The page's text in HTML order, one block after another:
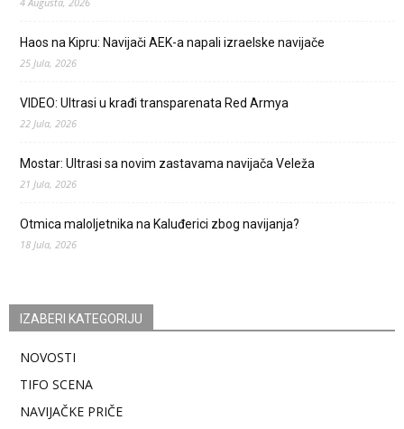
Haos na Kipru: Navijači AEK-a napali izraelske navijače
25 Jula, 2026
VIDEO: Ultrasi u krađi transparenata Red Armya
22 Jula, 2026
Mostar: Ultrasi sa novim zastavama navijača Veleža
21 Jula, 2026
Otmica maloljetnika na Kaluđerici zbog navijanja?
18 Jula, 2026
IZABERI KATEGORIJU
NOVOSTI
TIFO SCENA
NAVIJAČKE PRIČE